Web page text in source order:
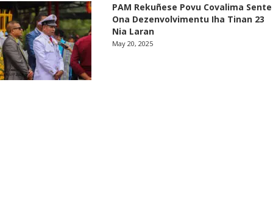
PAM Rekuñese Povu Covalima Sente
Ona Dezenvolvimentu Iha Tinan 23
Nia Laran
May 20, 2025